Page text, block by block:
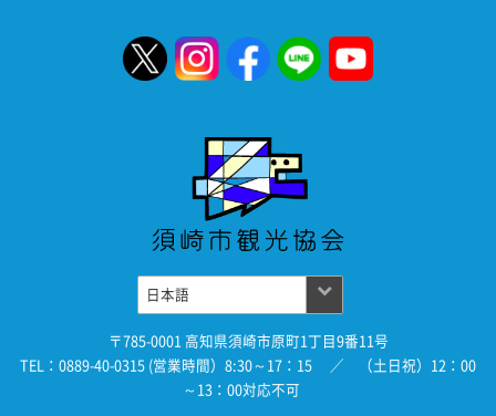
〒785-0001 高知県須崎市原町1丁目9番11号
TEL：0889-40-0315 (営業時間）8:30～17：15 ／ （土日祝）12：00
～13：00対応不可